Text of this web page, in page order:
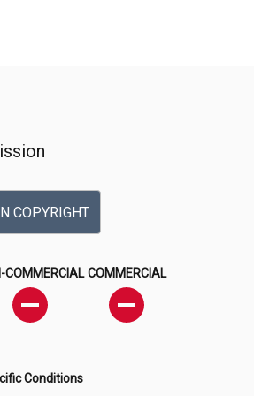
COPYRIGHT
COMMERCIAL COMMERCIAL
Conditions